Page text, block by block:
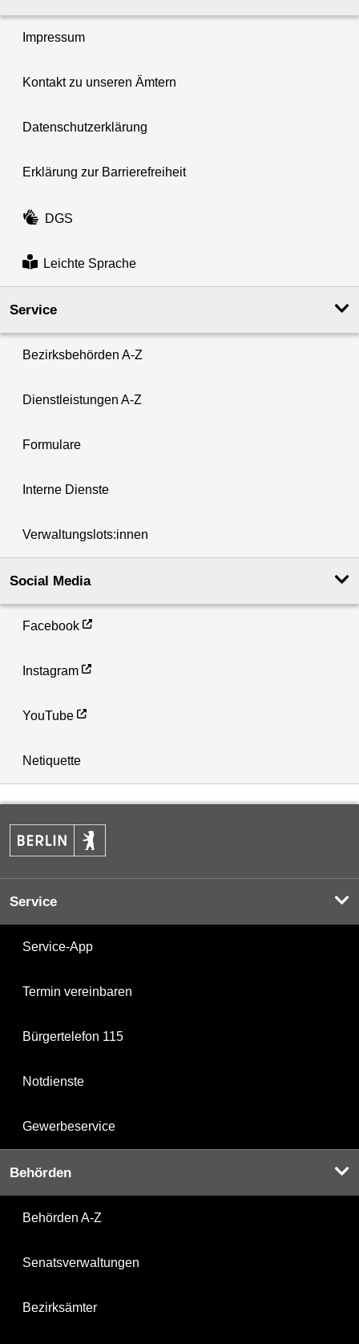
Impressum
Kontakt zu unseren Ämtern
Datenschutzerklärung
Erklärung zur Barrierefreiheit
DGS
Leichte Sprache
Service
Bezirksbehörden A-Z
Dienstleistungen A-Z
Formulare
Interne Dienste
Verwaltungslots:innen
Social Media
Facebook
Instagram
YouTube
Netiquette
Service
Service-App
Termin vereinbaren
Bürgertelefon 115
Notdienste
Gewerbeservice
Behörden
Behörden A-Z
Senatsverwaltungen
Bezirksämter